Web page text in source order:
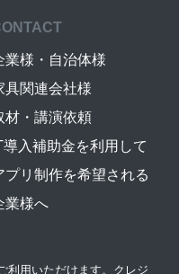
業様・自治体様
具関連会社様
材・講演依頼
導入補助金を利用して
プリ制作を希望される
業様へ
利用いただけます。クレジ